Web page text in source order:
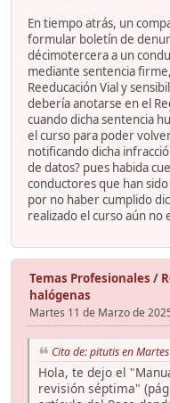
En tiempo atrás, un
formular boletín de
décimotercera a un
mediante sentencia
Reeducación Vial y
debería anotarse en el
cuando dicha sentencia
el curso para poder
notificando dicha
de datos? pues habida
conductores que han
por no haber cumplido
realizado el curso aún no
Temas Profesionales /
halógenas
Martes 11 de Marzo de
Cita de: pitutis en
Hola, te dejo el
revisión séptima"